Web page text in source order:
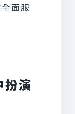
面服
扮演